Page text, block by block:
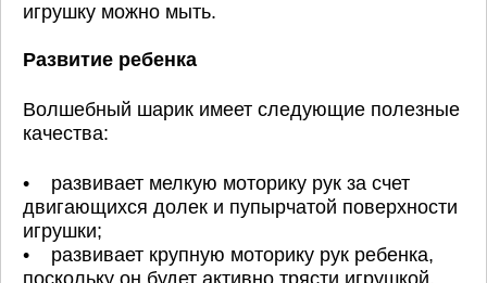
игрушку можно мыть.
Развитие ребенка
Волшебный шарик имеет следующие полезные
качества:
• развивает мелкую моторику рук за счет
двигающихся долек и пупырчатой поверхности
игрушки;
• развивает крупную моторику рук ребенка,
поскольку он будет активно трясти игрушкой,